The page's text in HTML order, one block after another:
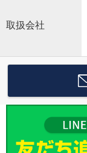
取扱会社